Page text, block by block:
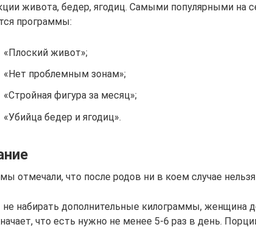
живота, бедер, ягодиц. Самыми популярными на
программы:
«Плоский живот»;
«Нет проблемным зонам»;
«Стройная фигура за месяц»;
«Убийца бедер и ягодиц».
отмечали, что после родов ни в коем случае
набирать дополнительные килограммы, женщина
что есть нужно не менее 5-6 раз в день.